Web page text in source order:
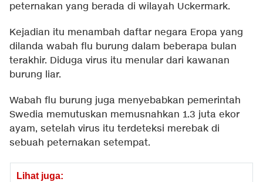
peternakan yang berada di wilayah Uckermark.
Kejadian itu menambah daftar negara Eropa yang
dilanda wabah flu burung dalam beberapa bulan
terakhir. Diduga virus itu menular dari kawanan
burung liar.
Wabah flu burung juga menyebabkan pemerintah
Swedia memutuskan memusnahkan 1.3 juta ekor
ayam, setelah virus itu terdeteksi merebak di
sebuah peternakan setempat.
Lihat juga: